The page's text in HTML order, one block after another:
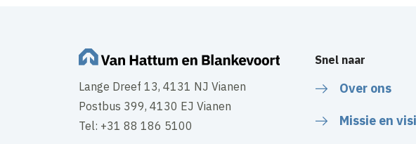
Lange Dreef 13, 4131 NJ Vianen
Postbus 399, 4130 EJ Vianen
Tel: +31 88 186 5100
Snel naar
Over ons
Missie en